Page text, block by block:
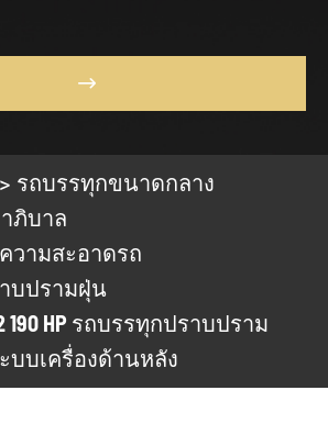

รถบรรทุกขนาดกลาง
ภิบาล
วามสะอาดรถ
บปรามฝุ่น
190 HP รถบรรทุกปราบปราม
บบเครื่องด้านหลัง